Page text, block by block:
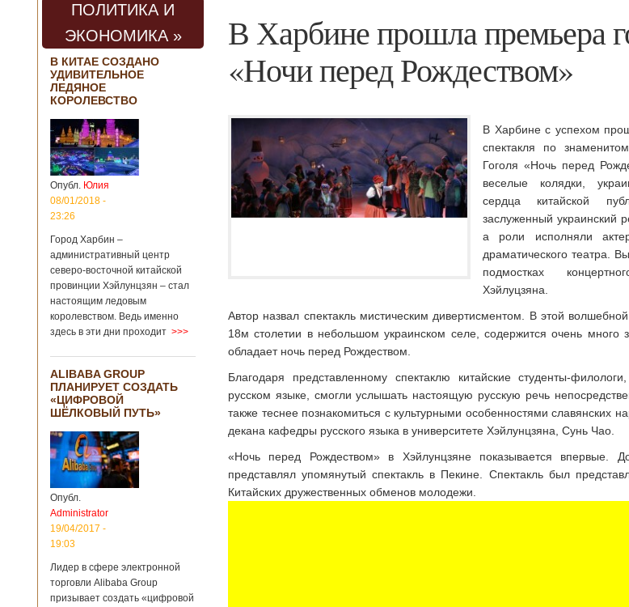
ПОЛИТИКА И
ЭКОНОМИКА »
В КИТАЕ СОЗДАНО
УДИВИТЕЛЬНОЕ
ЛЕДЯНОЕ
КОРОЛЕВСТВО
Опубл. Юлия
08/01/2018 -
23:26
Город Харбин –
административный центр
северо-восточной китайской
провинции Хэйлунцзян – стал
настоящим ледовым
королевством. Ведь именно
здесь в эти дни проходит >>>
ALIBABA GROUP
ПЛАНИРУЕТ СОЗДАТЬ
«ЦИФРОВОЙ
ШЁЛКОВЫЙ ПУТЬ»
Опубл.
Administrator
19/04/2017 -
19:03
Лидер в сфере электронной
торговли Alibaba Group
призывает создать «цифровой
В Харбине прошла премьера
«Ночи перед Рождеством»
В Харбине с успехом
спектакля по
Гоголя «Ночь перед
веселые колядки,
сердца китайской
заслуженный украинский
а роли исполняли
драматического театра.
подмостках
Хэйлуцзяна.
Автор назвал спектакль мистическим дивертисментом. В этой
18м столетии в небольшом украинском селе, содержится очень много
обладает ночь перед Рождеством.
Благодаря представленному спектаклю китайские студенты-
русском языке, смогли услышать настоящую русскую речь
также теснее познакомиться с культурными особенностями славянских
декана кафедры русского языка в университете Хэйлунцзяна, Сунь Чао.
«Ночь перед Рождеством» в Хэйлунцзяне показывается впервые.
представлял упомянутый спектакль в Пекине. Спектакль был
Китайских дружественных обменов молодежи.